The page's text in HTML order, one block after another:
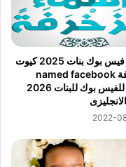
اسماء فيس بوك بنات 2025 كيوت
مزخرفة named facebook
اسماء للفيس بوك للبنات 2026
2022-